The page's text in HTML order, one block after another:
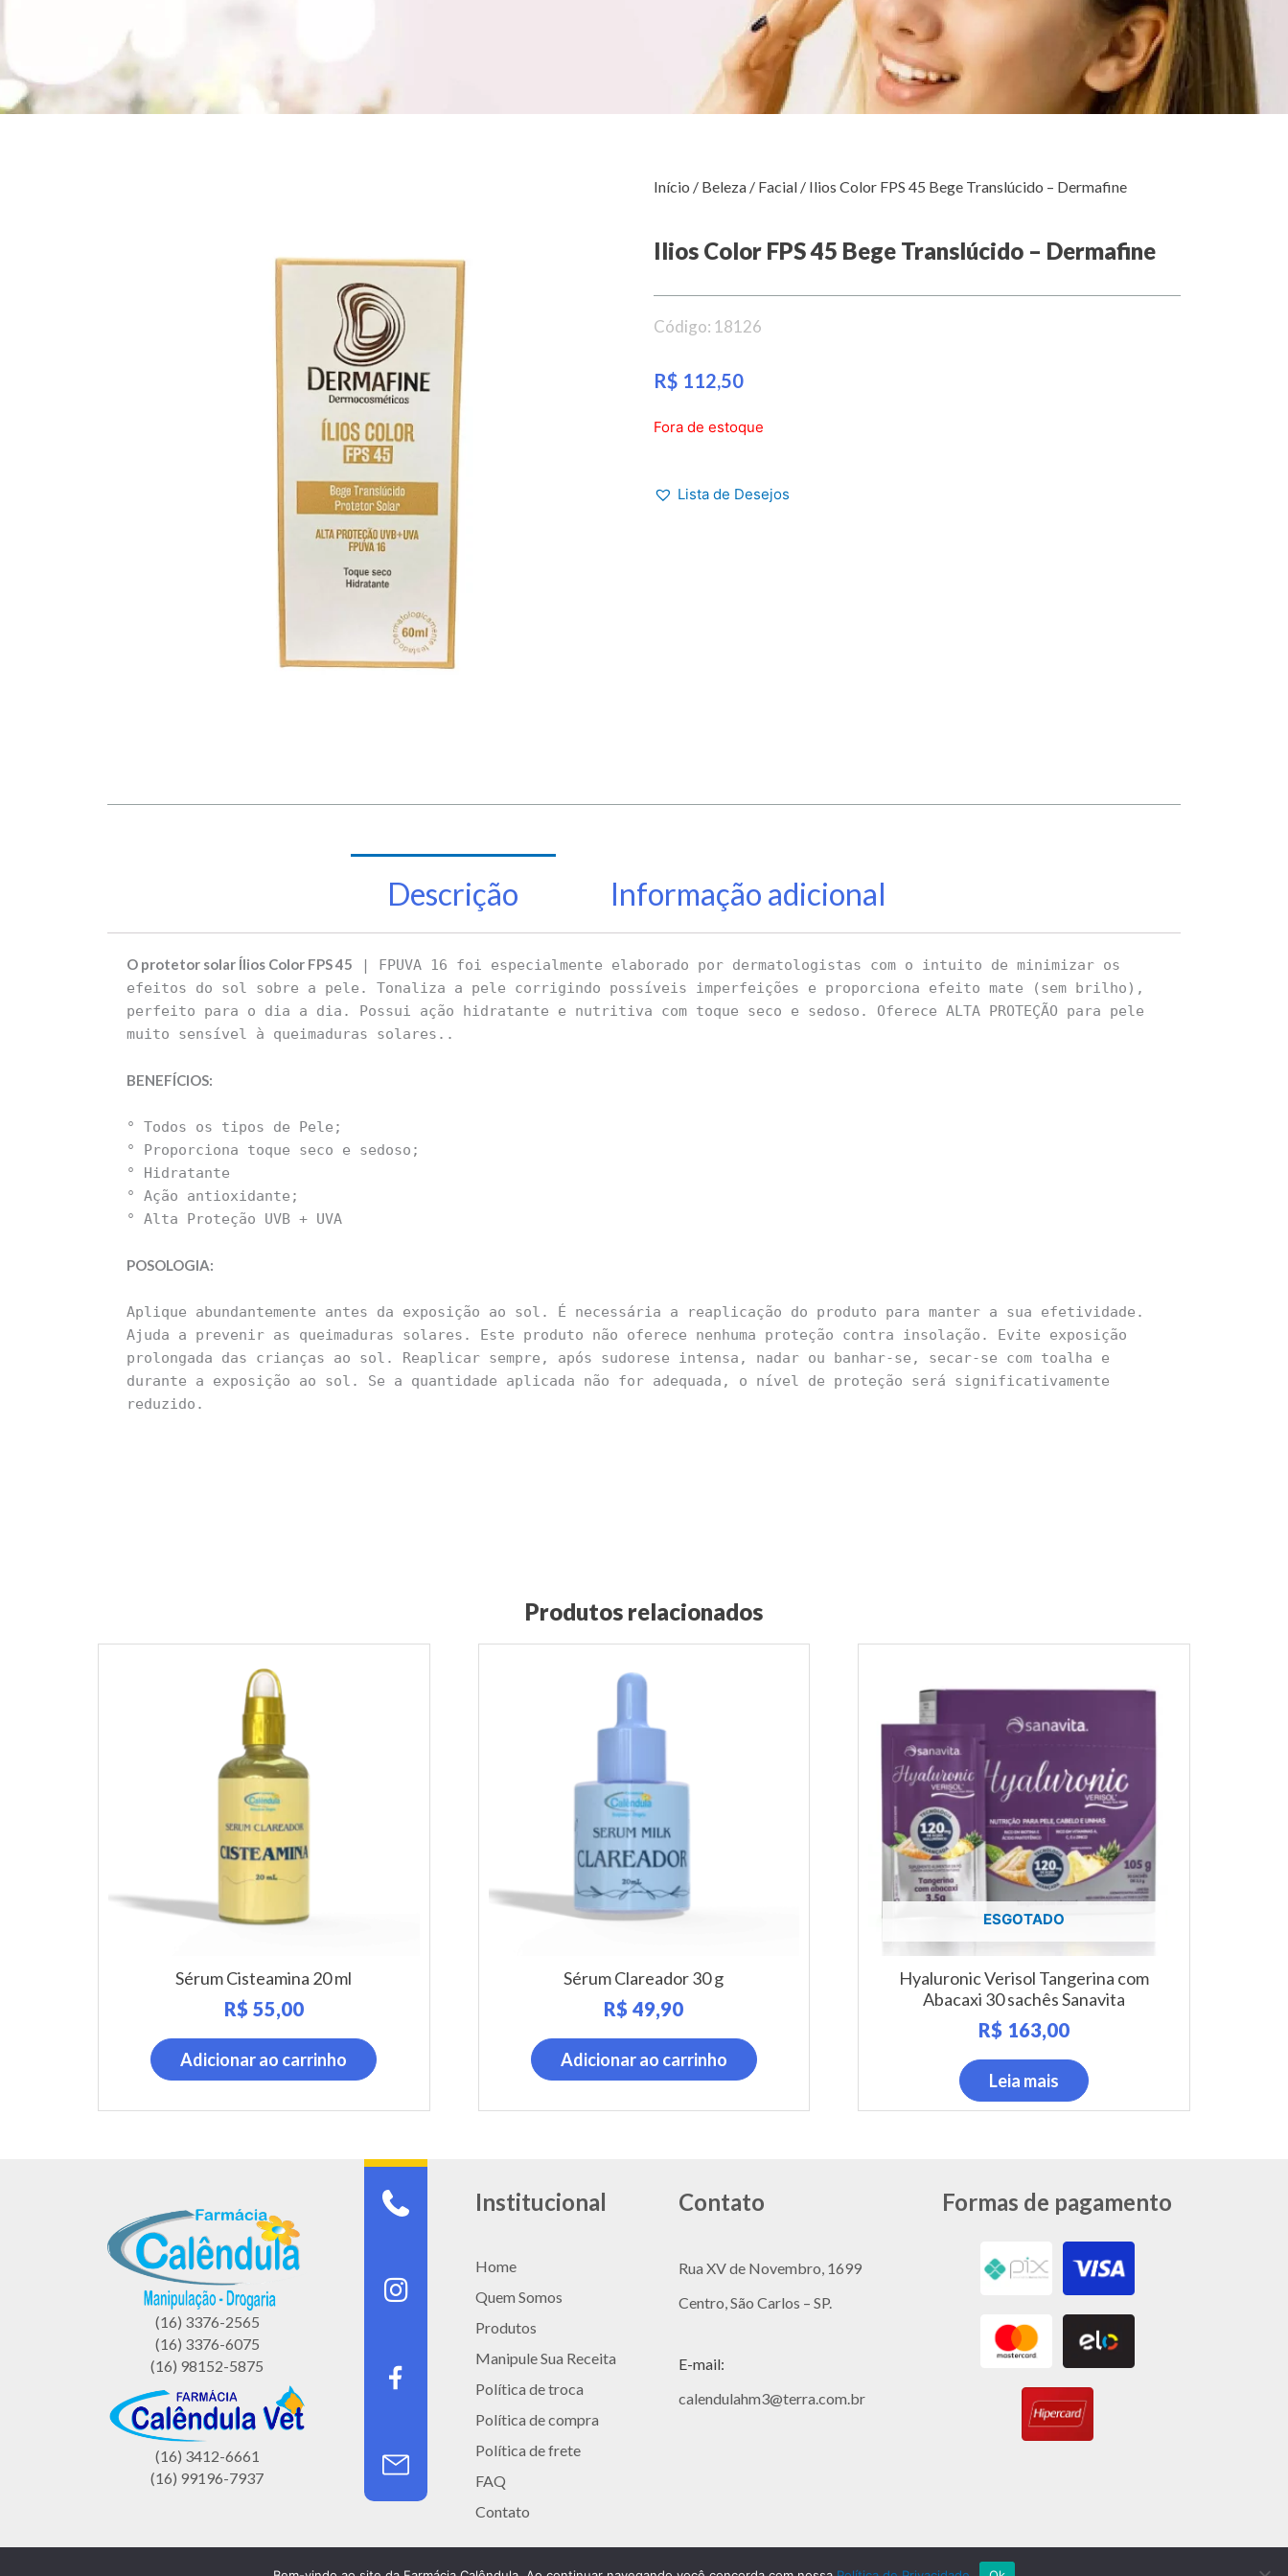
Início / Beleza / Facial / Ilios Color FPS 45 Bege Translúcido – Dermafine
Ilios Color FPS 45 Bege Translúcido – Dermafine
Código: 18126
R$ 112,50
Fora de estoque
Lista de Desejos
Descrição Informação adicional
O protetor solar Ílios Color FPS 45 | FPUVA 16 foi especialmente elaborado por dermatologistas com o intuito de minimizar os
efeitos do sol sobre a pele. Tonaliza a pele corrigindo possíveis imperfeições e proporciona efeito mate (sem brilho),
perfeito para o dia a dia. Possui ação hidratante e nutritiva com toque seco e sedoso. Oferece ALTA PROTEÇÃO para pele
muito sensível à queimaduras solares..
BENEFÍCIOS:
° Todos os tipos de Pele;
° Proporciona toque seco e sedoso;
° Hidratante
° Ação antioxidante;
° Alta Proteção UVB + UVA
POSOLOGIA:
Aplique abundantemente antes da exposição ao sol. É necessária a reaplicação do produto para manter a sua efetividade.
Ajuda a prevenir as queimaduras solares. Este produto não oferece nenhuma proteção contra insolação. Evite exposição
prolongada das crianças ao sol. Reaplicar sempre, após sudorese intensa, nadar ou banhar-se, secar-se com toalha e
durante a exposição ao sol. Se a quantidade aplicada não for adequada, o nível de proteção será significativamente
reduzido.
Produtos relacionados
Sérum Cisteamina 20 ml
R$ 55,00
Adicionar ao carrinho
Sérum Clareador 30 g
R$ 49,90
Adicionar ao carrinho
ESGOTADO
Hyaluronic Verisol Tangerina com
Abacaxi 30 sachês Sanavita
R$ 163,00
Leia mais
(16) 3376-2565
(16) 3376-6075
(16) 98152-5875
(16) 3412-6661
(16) 99196-7937
InstagramInstitucional
Home
Quem Somos
Produtos
Manipule Sua Receita
Política de troca
Política de compra
Política de frete
FAQ
Contato
Contato
Rua XV de Novembro, 1699
Centro, São Carlos – SP.
E-mail:
calendulahm3@terra.com.br
Formas de pagamento